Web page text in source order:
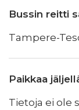
Bussin reitti
Tampere-
Paikkaa
Tietoja ei ole